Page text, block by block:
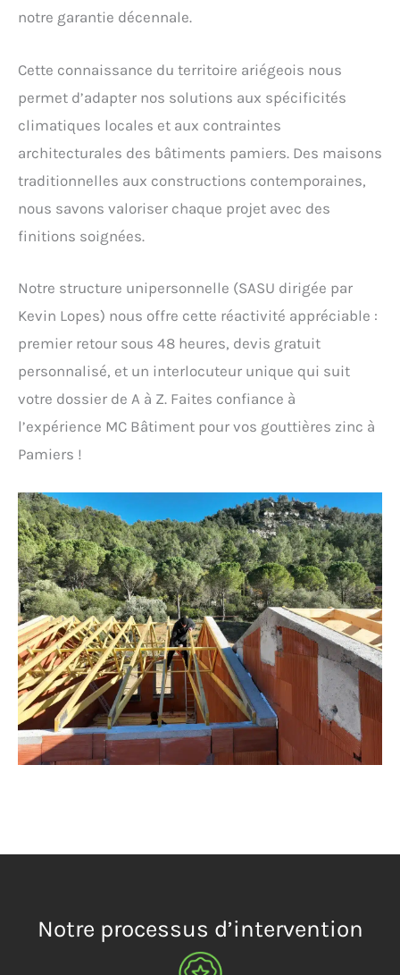
notre garantie décennale.
Cette connaissance du territoire ariégeois nous
permet d’adapter nos solutions aux spécificités
climatiques locales et aux contraintes
architecturales des bâtiments pamiers. Des maisons
traditionnelles aux constructions contemporaines,
nous savons valoriser chaque projet avec des
finitions soignées.
Notre structure unipersonnelle (SASU dirigée par
Kevin Lopes) nous offre cette réactivité appréciable :
premier retour sous 48 heures, devis gratuit
personnalisé, et un interlocuteur unique qui suit
votre dossier de A à Z. Faites confiance à
l’expérience MC Bâtiment pour vos gouttières zinc à
Pamiers !
Notre processus d’intervention